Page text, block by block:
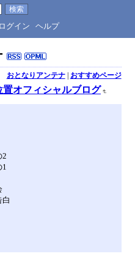
ログイン ヘルプ
おとなりアンテナ| おすすめページ
置オフィシャルブログ
2